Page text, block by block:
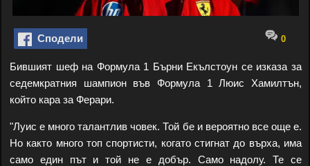
Сподели 0
Бившият шеф на Формула 1 Бърни Екълстоун се изказа за
седемкратния шампион във Формула 1 Люис Хамилтън,
който кара за Ферари.
"Луис е много талантлив човек. Той бе и вероятно все още е.
Но както много топ спортисти, когато стигнат до върха, има
само един път и той не е добър. Само надолу. Те се